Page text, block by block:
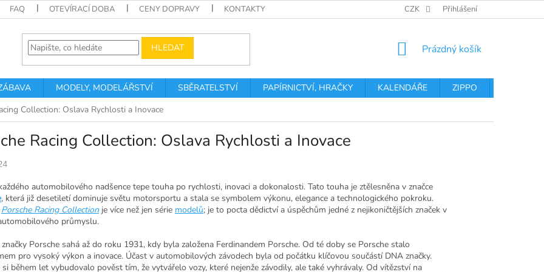
FAQ OTEVÍRACÍ DOBA CENY DOPRAVY KONTAKTY PODMÍNKY OCHRANY OSOBNÍCH
CZK Přihlášení
HLEDAT
NÁKUPNÍ
Prázdný košík
MODELY, MODELÁŘSTVÍ SBĚRATELSTVÍ PAPÍRNICTVÍ, HRAČKY KALENDÁŘE ZIPPO
Collection: Oslava Rychlosti a Inovace
Racing Collection: Oslava Rychlosti a Inovace
automobilového nadšence tepe touha po rychlosti, inovaci a dokonalosti. Tato touha je ztělesněna v značce
, která již desetiletí dominuje světu motorsportu a stala se symbolem výkonu, elegance a technologického pokroku.
Porsche Racing Collectionje více než jen série modelů; je to pocta dědictví a úspěchům jedné z nejikoničtějších značek v
průmyslu.
Porsche sahá až do roku 1931, kdy byla založena Ferdinandem Porsche. Od té doby se Porsche stalo
pro vysoký výkon a inovace. Účast v automobilových závodech byla od počátku klíčovou součástí DNA značky.
si během let vybudovalo pověst tím, že vytvářelo vozy, které nejenže závodily, ale také vyhrávaly. Od vítězství na